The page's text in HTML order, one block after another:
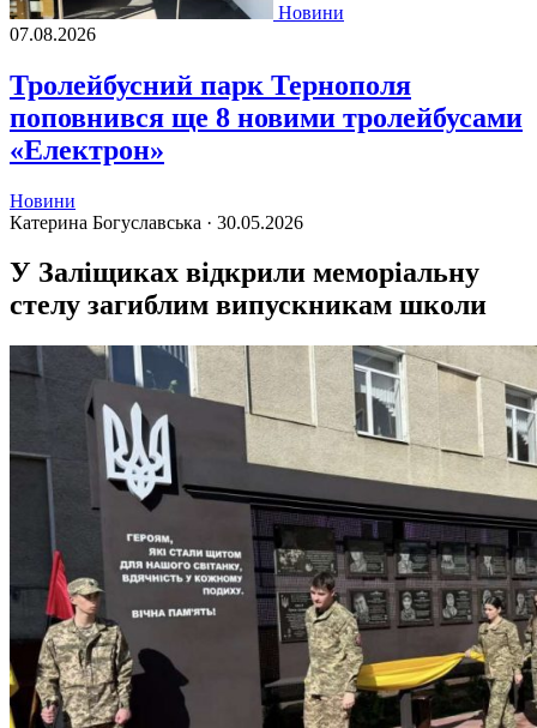
Новини
07.08.2026
Тролейбусний парк Тернополя
поповнився ще 8 новими тролейбусами
«Електрон»
Новини
Катерина Богуславська · 30.05.2026
У Заліщиках відкрили меморіальну
стелу загиблим випускникам школи